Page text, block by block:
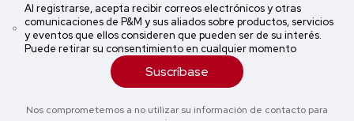
Al registrarse, acepta recibir correos electrónicos y otras
comunicaciones de P&M y sus aliados sobre productos, servicios
y eventos que ellos consideren que pueden ser de su interés.
Puede retirar su consentimiento en cualquier momento
Suscríbase
Nos comprometemos a no utilizar su información de contacto para